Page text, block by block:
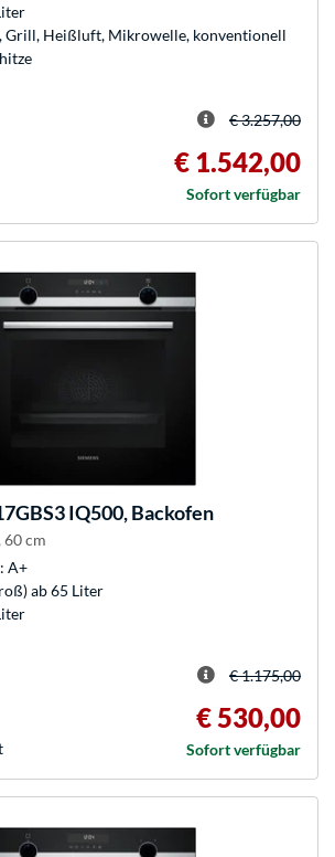
Grill, Heißluft, Mikrowelle, konventionell
€ 3.257,00
€ 1.542,00
Sofort verfügbar
IQ500, Backofen
60 cm
A+
ab 65 Liter
€ 1.175,00
€ 530,00
Sofort verfügbar